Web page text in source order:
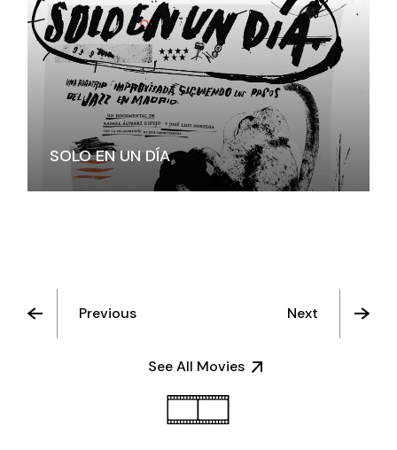
SOLO EN UN DÍA
Previous
See All Movies
Next